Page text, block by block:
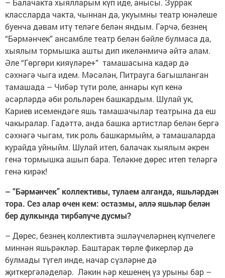
– Балачакта хыялларым күп иде, анысы. Зуррак
классларда чакта, чыннан да, укуымны театр юнәлеше
буенча дәвам итү теләге белән яндым. Гәрчә, безнең
“Бәрмәнчек” ансамбле театр белән бәйле булмаса да,
хыялым тормышка ашты дип икеләнмичә әйтә алам.
Әле “Гөргөри кияүләре+” тамашасына кадәр дә
сәхнәгә чыга идем. Мәсәлән, Питрауга багышланган
тамашада – Чибәр түти роле, аннары күп кенә
әсәрләрдә әби рольләрен башкардым. Шулай ук,
Кариев исемендәге яшь тамашачылар театрына да еш
чакыралар. Гадәттә, анда башка артистлар белән бергә
сәхнәгә чыгам, тик роль башкармыйм, ә тамашаларда
курайда уйныйм. Шулай итеп, балачак хыялым әкрен
генә тормышка ашып бара. Теләкне дөрес итеп теләргә
генә кирәк!
– “Бәрмәнчек” коллективы, тулаем алганда, яшьләрдән
тора. Сез алар өчен кем: остазмы, әллә яшьләр белән
бер дулкында тирбәлүче дусмы?
– Дөрес, безнең коллективта эшләүчеләрнең күпчелеге
миннән яшьрәкләр. Баштарак төрле фикерләр дә
булмады түгел инде, начар сүзләрне дә
җиткергәләделәр. Ләкин һәр кешенең үз урыны бар –